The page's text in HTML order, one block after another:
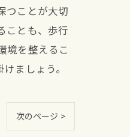
つことが大切
ことも、歩行
境を整えるこ
ましょう。
次のページ >